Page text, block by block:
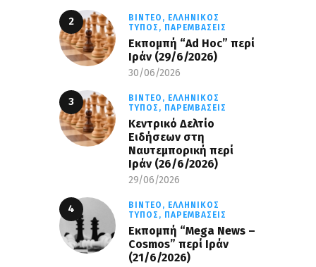
ΒΊΝΤΕΟ, ΕΛΛΗΝΙΚΌΣ
ΤΎΠΟΣ, ΠΑΡΕΜΒΆΣΕΙΣ
Εκπομπή “Ad Hoc” περί
Iράν (29/6/2026)
30/06/2026
ΒΊΝΤΕΟ, ΕΛΛΗΝΙΚΌΣ
ΤΎΠΟΣ, ΠΑΡΕΜΒΆΣΕΙΣ
Κεντρικό Δελτίο
Ειδήσεων στη
Ναυτεμπορική περί
Iράν (26/6/2026)
29/06/2026
ΒΊΝΤΕΟ, ΕΛΛΗΝΙΚΌΣ
ΤΎΠΟΣ, ΠΑΡΕΜΒΆΣΕΙΣ
Eκπομπή “Mega News –
Cosmos” περί Ιράν
(21/6/2026)